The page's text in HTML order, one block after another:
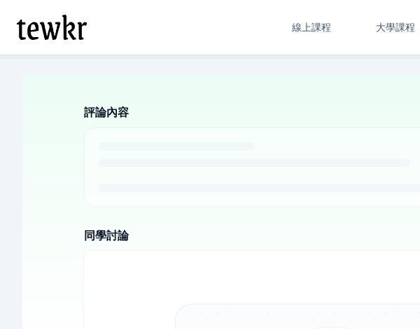
線上課程 大學課程
評論內容
同學討論